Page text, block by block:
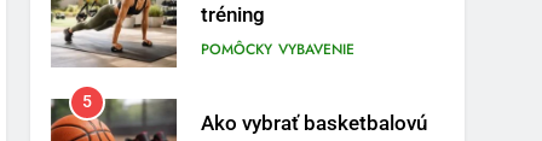
tréning
POMÔCKY VYBAVENIE
5
Ako vybrať basketbalovú